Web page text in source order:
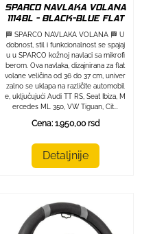
SPARCO NAVLAKA VOLANA
1114BL - BLACK-BLUE FLAT
🏁 SPARCO NAVLAKA VOLANA 🏁 U
dobnost, stil i funkcionalnost se spajaj
u u SPARCO kožnoj navlaci sa mikrofi
berom. Ova navlaka, dizajnirana za flat
volane veličina od 36 do 37 cm, univer
zalno se uklapa na različite automobil
e, uključujući Audi TT RS, Seat Ibiza, M
ercedes ML 350, VW Tiguan, Cit...
Cena: 1.950,00 rsd
Detaljnije